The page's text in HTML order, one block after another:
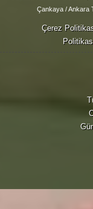
Çankaya / Ankara
Çerez